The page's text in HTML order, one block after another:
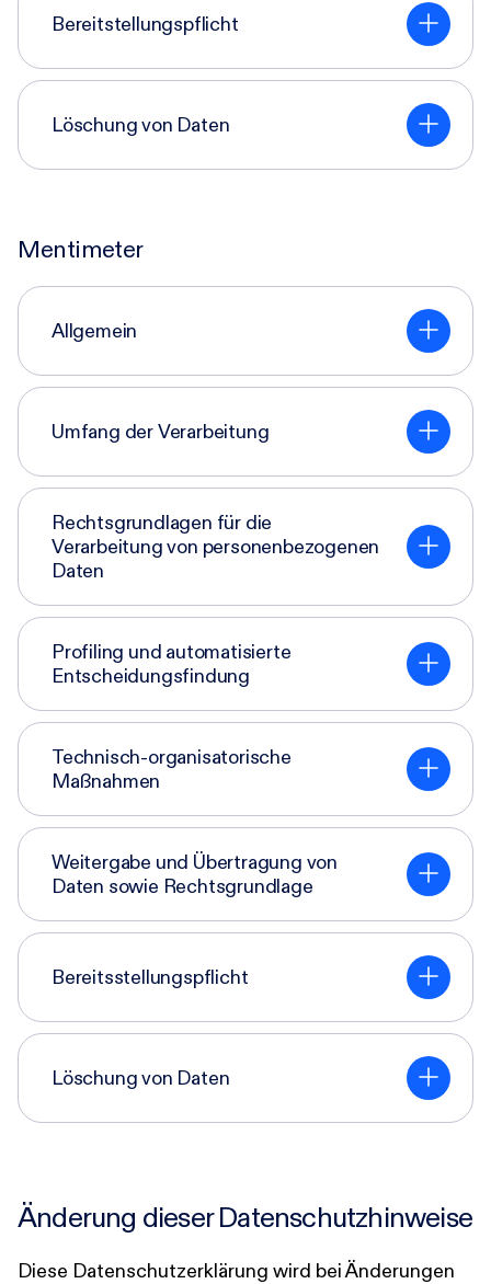
Bereitstellungspflicht
Löschung von Daten
Mentimeter
Allgemein
Umfang der Verarbeitung
Rechtsgrundlagen für die
Verarbeitung von personenbezogenen
Daten
Profiling und automatisierte
Entscheidungsfindung
Technisch-organisatorische
Maßnahmen
Weitergabe und Übertragung von
Daten sowie Rechtsgrundlage
Bereitsstellungspflicht
Löschung von Daten
Änderung dieser Datenschutzhinweise
Diese Datenschutzerklärung wird bei Änderungen